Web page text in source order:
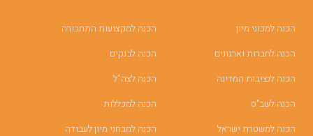
הכנה למכוני מיון
הכנה לחברות וארגונים
הכנה לנציבות המדינה
הכנה לשב"ס
הכנה למשטרת ישראל
הכנה למקצועות התחבורה
הכנה לבנקים
הכנה לצה”ל
הכנה למכללות
הכנה למבחני מיון לעבודה